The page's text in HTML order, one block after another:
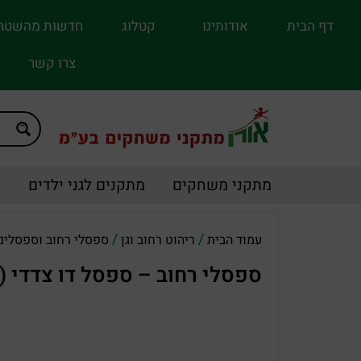
דף הבית אודותינו קטלוג חדשות
צרו קשר
מתקני משחקים מתקנים לגני ילדים
עמוד הבית/ ריהוט רחוב וגן/ ספסלי רחוב
ספסלי רחוב – ספסל דו צדדי (1821)